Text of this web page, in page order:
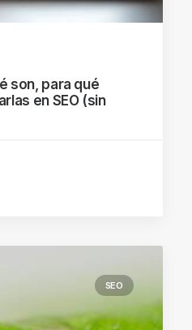
son, para qué
en SEO (sin
SEO